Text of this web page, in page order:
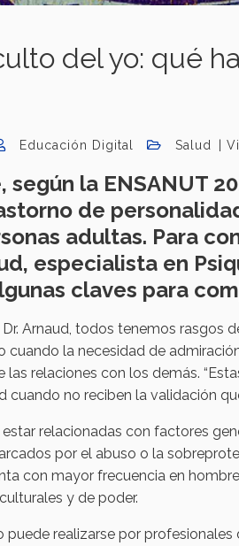
del yo: qué
Educación Digital Salud
según la ENSANUT
de
adultas. Para
especialista en
claves para
Arnaud, todos tenemos rasgos
cuando la necesidad de
las relaciones con los demás.
cuando no reciben la validación
relacionadas con factores
por el abuso o la
con mayor frecuencia en
y de poder.
puede realizarse por